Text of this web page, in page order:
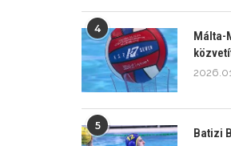
4
Málta-
5
Batizi